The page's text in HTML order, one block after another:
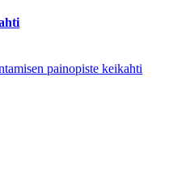
painopiste keikahti